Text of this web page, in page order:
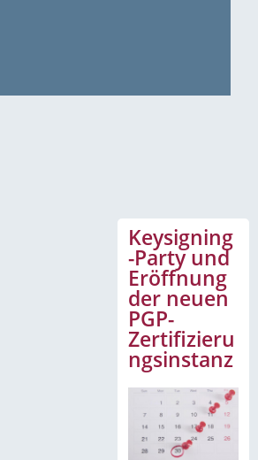
Keysigning
-Party und
Eröffnung
der neuen
PGP-
Zertifizieru
ngsinstanz